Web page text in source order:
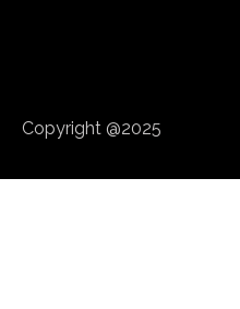
Copyright @2025